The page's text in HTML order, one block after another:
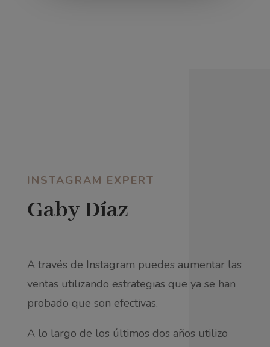
INSTAGRAM EXPERT
Gaby Díaz
A través de Instagram puedes aumentar las
ventas utilizando estrategias que ya se han
probado que son efectivas.
A lo largo de los últimos dos años utilizo